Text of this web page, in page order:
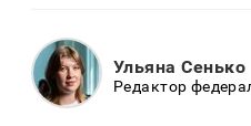
Ульяна Сенько
Редактор